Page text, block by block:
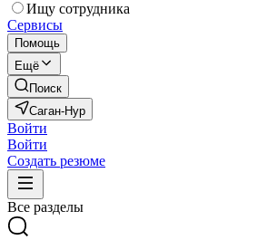
Ищу сотрудника
Сервисы
Помощь
Ещё
Поиск
Саган-Нур
Войти
Войти
Создать резюме
Все разделы